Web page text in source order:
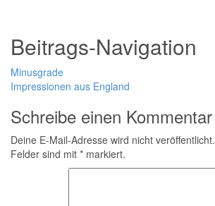
Beitrags-Navigation
Minusgrade
Impressionen aus England
Schreibe einen Kommentar
Deine E-Mail-Adresse wird nicht veröffentlicht.
Felder sind mit * markiert.